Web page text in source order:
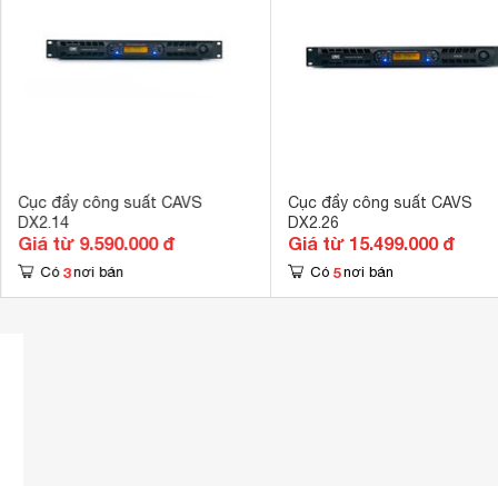
Cục đẩy công suất CAVS
DX2.14
Giá từ 9.590.000 đ
Có 3 nơi bán
Cục đẩy công suất CAVS
DX2.26
Giá từ 15.499.000 đ
Có 5 nơi bán